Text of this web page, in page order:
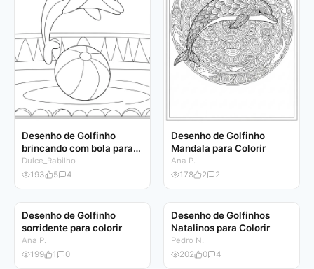
Desenho de Golfinho
brincando com bola para
colorir
Dulce_Rabilho
193
5 4
Desenho de Golfinho
Mandala para Colorir
Ana P.
178
2 2
POPULAR
Desenho de Golfinho
sorridente para colorir
Ana P.
199
1 0
POPULAR